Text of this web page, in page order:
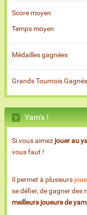
Score moyen
Temps moyen
Médailles gagnées
Grands Tournois Gagnés
Yam's !
Si vous aimez jouer au
vous faut !
Il permet à plusieurs
se défier, de gagner des
meilleurs joueurs de